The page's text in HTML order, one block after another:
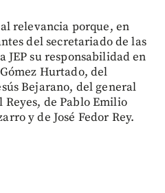
relevancia porque, en
del secretariado de las
JEP su responsabilidad en
Hurtado, del
Bejarano, del general
de Pablo Emilio
y de José Fedor Rey.